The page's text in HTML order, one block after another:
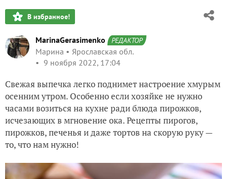
В избранное!
MarinaGerasimenko РЕДАКТОР
Марина
Ярославская обл.
9 ноября 2022, 17:04
Свежая выпечка легко поднимет настроение хмурым
осенним утром. Особенно если хозяйке не нужно
часами возиться на кухне ради блюда пирожков,
исчезающих в мгновение ока. Рецепты пирогов,
пирожков, печенья и даже тортов на скорую руку —
то, что нам нужно!